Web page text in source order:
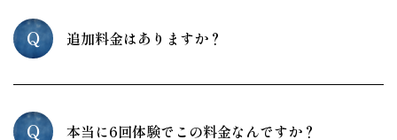
Q 追加料金はありますか？
Q 本当に6回体験でこの料金なんですか？